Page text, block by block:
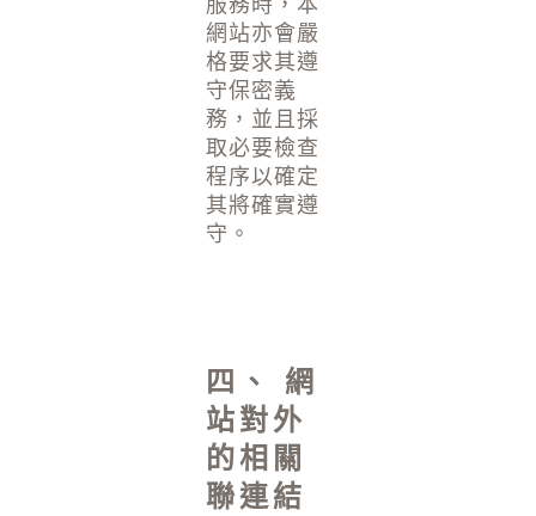
網站亦會嚴
格要求其遵
守保密義
務，並且採
取必要檢查
程序以確定
其將確實遵
守。
四、 網
站對外
的相關
聯連結